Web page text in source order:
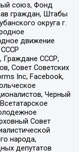
союз, Фонд
граждан, Штабы
округа г.
движение
Граждане СССР,
Совет Советских
Inc, Facebook,
Черный
Совет
народа,
депутатов